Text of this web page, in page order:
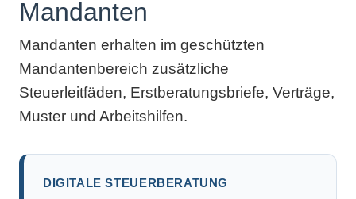
Mandanten
Mandanten erhalten im geschützten
Mandantenbereich zusätzliche
Steuerleitfäden, Erstberatungsbriefe, Verträge,
Muster und Arbeitshilfen.
DIGITALE STEUERBERATUNG